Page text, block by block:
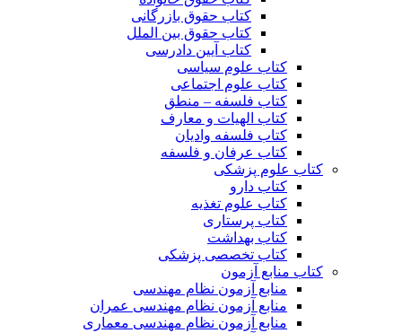
کتاب حقوق بازرگانی
کتاب حقوق بین الملل
کتاب آیین دادرسی
کتاب علوم سیاسی
کتاب علوم اجتماعی
کتاب فلسفه – منطق
کتاب الهیات و معارف
کتاب فلسفه وادیان
کتاب عرفان و فلسفه
کتاب علوم پزشکی
کتاب دارو
کتاب علوم تغذیه
کتاب پرستاری
کتاب بهداشت
کتاب تخصصی پزشکی
کتاب منابع آزمون
منابع آزمون نظام مهندسی
منابع آزمون نظام مهندسی عمران
منابع آزمون نظام مهندسی معماری